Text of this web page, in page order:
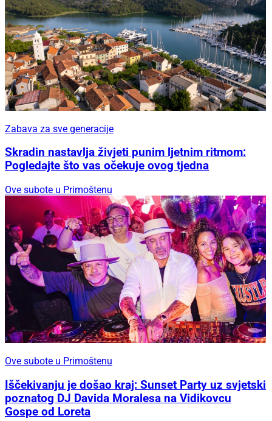
Zabava za sve generacije
Skradin nastavlja živjeti punim ljetnim ritmom:
Pogledajte što vas očekuje ovog tjedna
Ove subote u Primoštenu
Ove subote u Primoštenu
Iščekivanju je došao kraj: Sunset Party uz svjetski
poznatog DJ Davida Moralesa na Vidikovcu
Gospe od Loreta